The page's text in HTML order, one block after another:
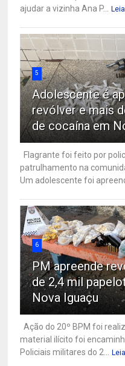
ajudar a vizinha Ana P...
5
Adolescente é
revólver e mais
de cocaína em
Flagrante foi feito por
patrulhamento na
Um adolescente foi
6
PM apreende
de 2,4 mil
Nova Iguaçu
Ação do 20º BPM foi
material ilícito foi
Policiais militares do 2...